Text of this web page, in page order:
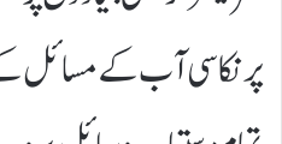
پر نکاسی آب کے